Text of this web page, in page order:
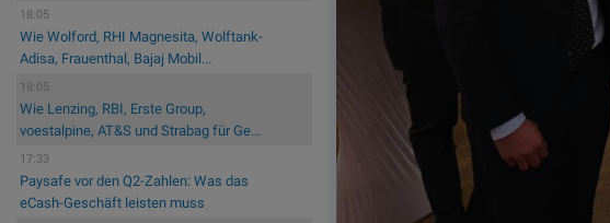
18:05
Wie Wolford, RHI Magnesita, Wolftank-
Adisa, Frauenthal, Bajaj Mobil...
18:05
Wie Lenzing, RBI, Erste Group,
voestalpine, AT&S und Strabag für Ge...
17:33
Paysafe vor den Q2-Zahlen: Was das
eCash-Geschäft leisten muss